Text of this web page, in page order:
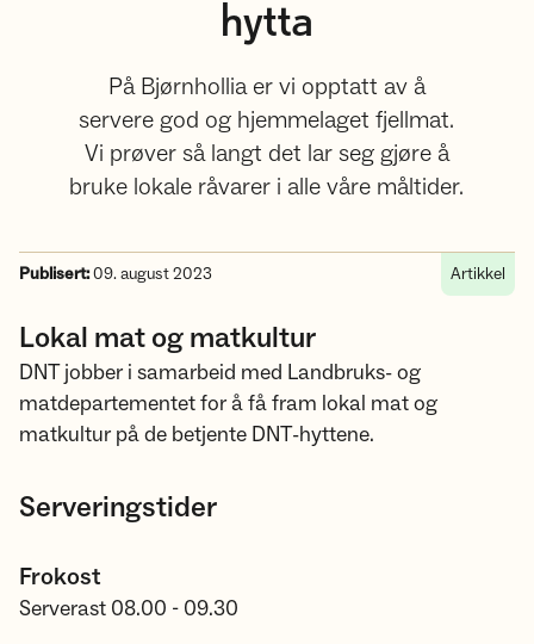
hytta
På Bjørnhollia er vi opptatt av å
servere god og hjemmelaget fjellmat.
Vi prøver så langt det lar seg gjøre å
bruke lokale råvarer i alle våre måltider.
Publisert:09. august 2023 Artikkel
Lokal mat og matkultur
DNT jobber i samarbeid med Landbruks- og
matdepartementet for å få fram lokal mat og
matkultur på de betjente DNT-hyttene.
Serveringstider
Frokost
Serverast 08.00 - 09.30